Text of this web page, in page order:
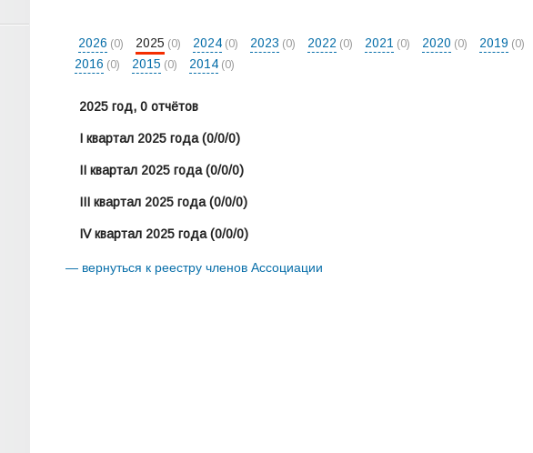
2026 (0) 2025 (0) 2024 (0) 2023 (0) 2022 (0) 2021 (0) 2020 (0) 2019 (0)
2016 (0) 2015 (0) 2014 (0)
2025 год, 0 отчётов
I квартал 2025 года(0/0/0)
II квартал 2025 года(0/0/0)
III квартал 2025 года(0/0/0)
IV квартал 2025 года(0/0/0)
— вернуться к реестру членов Ассоциации